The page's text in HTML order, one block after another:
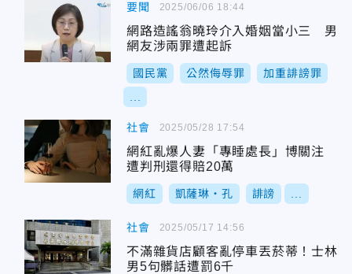
要聞
網路造謠翁曉玲介入婚姻當小三 男
網友涉兩罪遭起訴
國民黨 公然侮辱罪 加重誹謗罪
2025/06/06 18:44
社會
網紅亂爆人妻「專睡處長」博關注
遭判刑還得賠20萬
網紅 凱薩琳・孔 誹謗
2025/05/28 17:54
社會
不滿雜貨店顧客亂停車丟菸蒂！士林
男5句髒話遭罰6千
2025/05/17 14:56